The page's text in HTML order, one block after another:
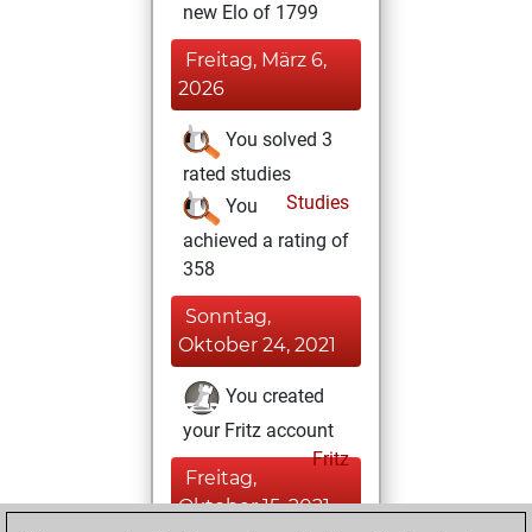
new Elo of 1799
Freitag, März 6,
2026
You solved 3
rated studies
Studies
You
achieved a rating of
358
Sonntag,
Oktober 24, 2021
You created
your Fritz account
Fritz
Freitag,
Oktober 15, 2021